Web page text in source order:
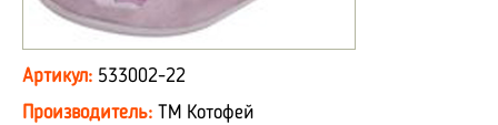
Артикул: 533002-22
Производитель: ТМ Котофей